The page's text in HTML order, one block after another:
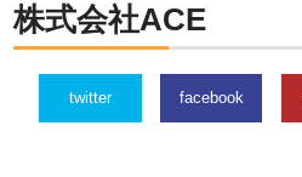
株式会社ACE
twitter facebook